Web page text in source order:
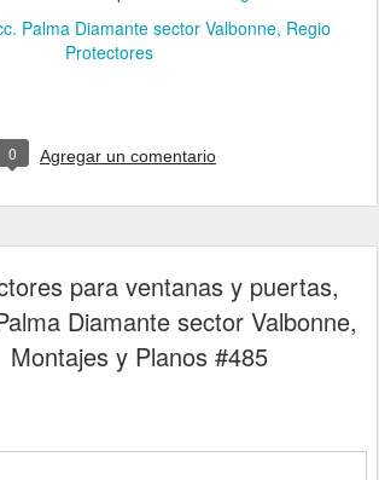
Palma Diamante sector Valbonne Regio
Protectores
0 Agregar un comentario
para ventanas y puertas,
Diamante sector Valbonne,
Montajes y Planos #485